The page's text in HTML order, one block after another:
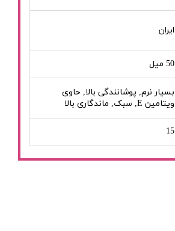
ایران
50 میل
بسیار نرم, پوشانندگی بالا, حاوی
ویتامین E, سبک, ماندگاری بالا
15